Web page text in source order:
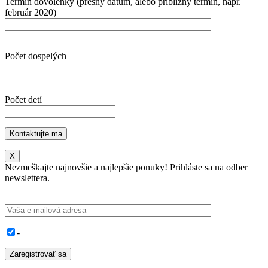
február 2020)
Počet dospelých
Počet detí
X
Nezmeškajte najnovšie a najlepšie ponuky! Prihláste sa na odber
newslettera.
-